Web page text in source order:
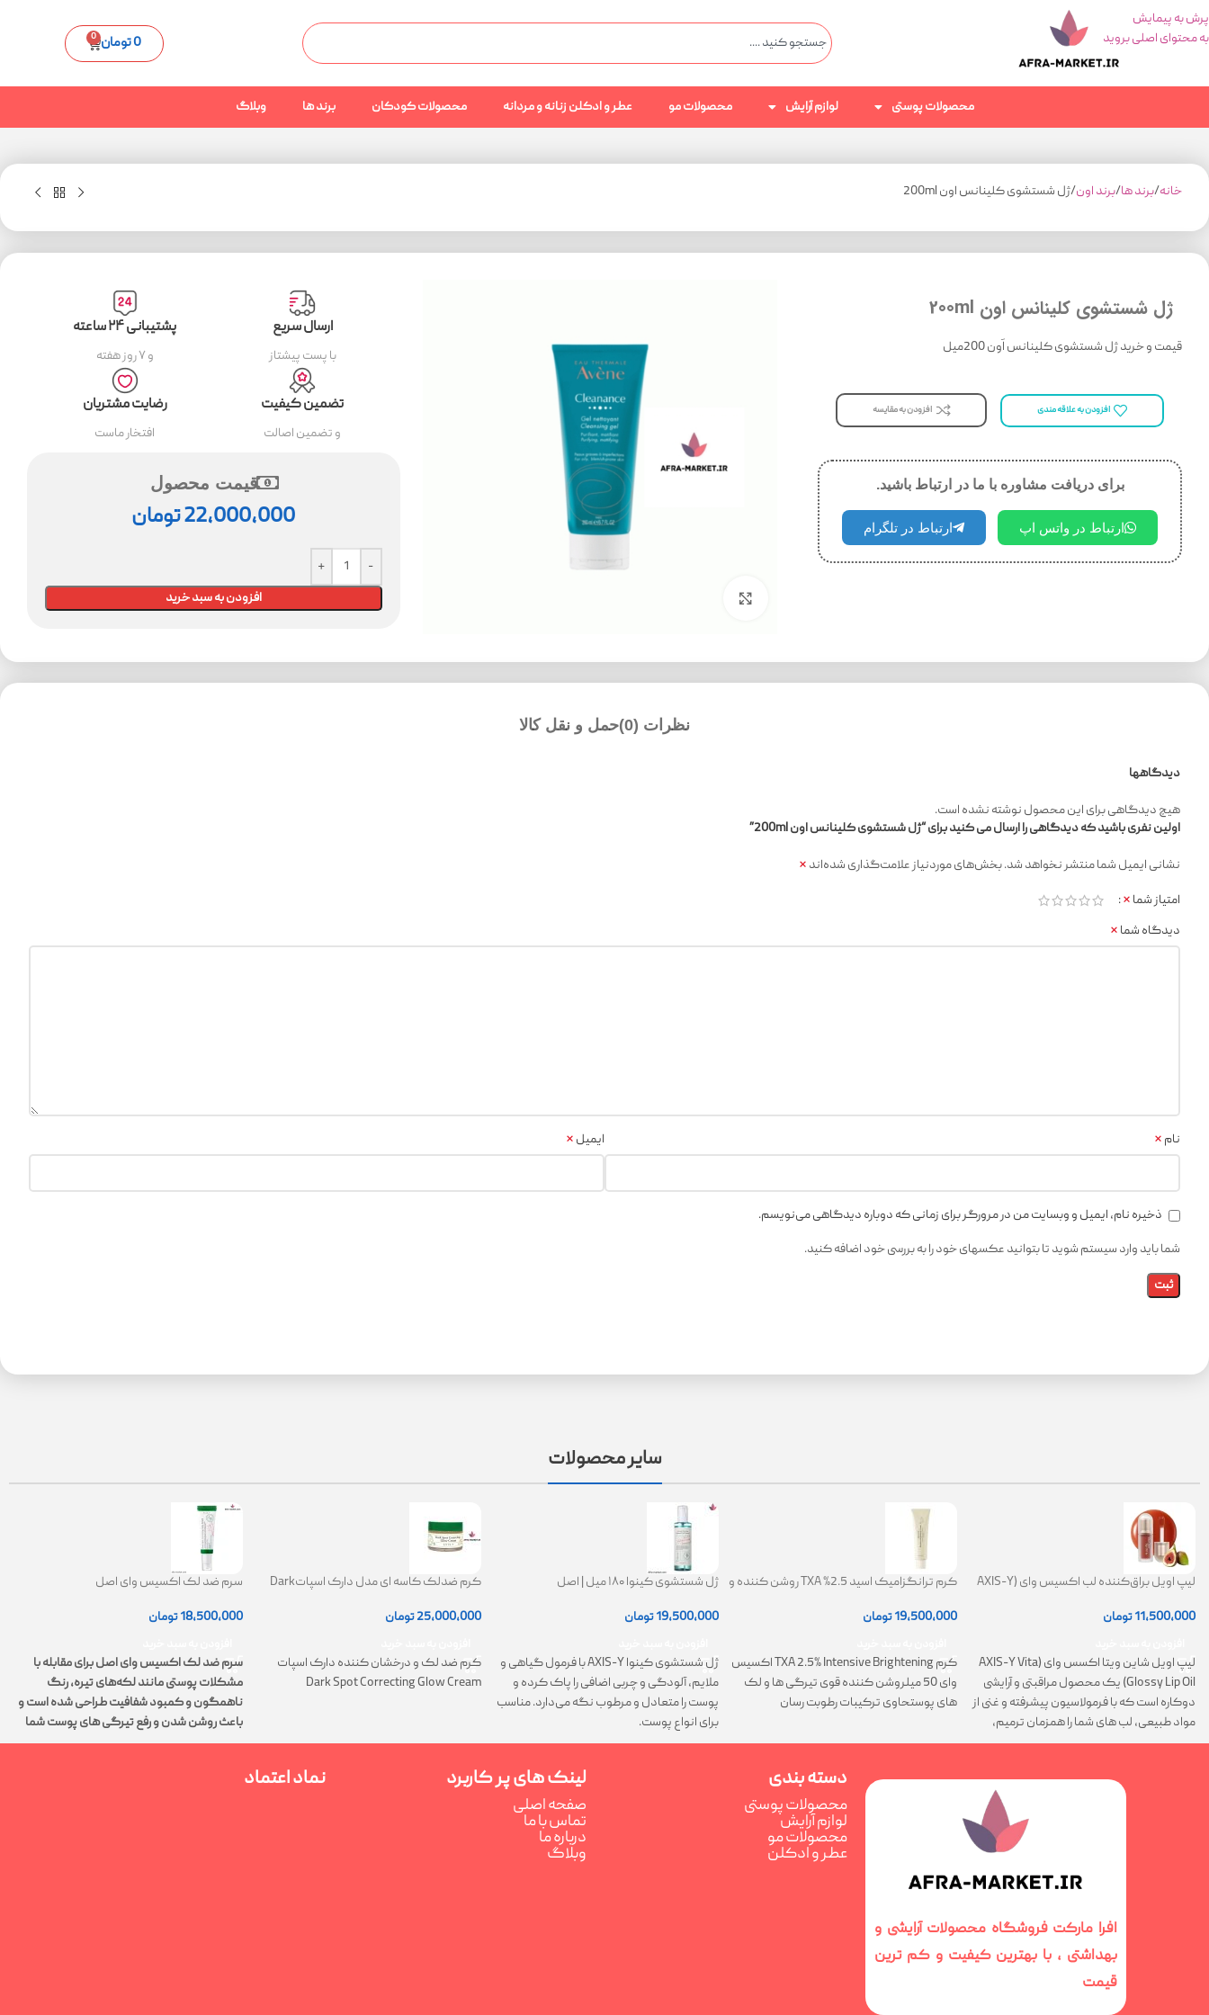
پرش به پیمایش
به محتوای اصلی بروید
0تومان 0
محصولات پوستی لوازم آرایش محصولات مو عطر و ادکلن زنانه و مردانه محصولات کودکان برند ها وبلاگ
خانه برند ها برند اون ژل شستشوی کلینانس اون 200ml
ژل شستشوی کلینانس اون 200ml
قیمت و خرید ژل شستشوی کلینانس اَون 200میل
افزودن به علاقه مندی افزودن به مقایسه
برای دریافت مشاوره با ما در ارتباط باشید.
ارتباط در واتس اپ ارتباط در تلگرام
ارسال سریع
با پست پیشتاز
پشتیبانی ۲۴ ساعته
و ۷ روز هفته
تضمین کیفیت
و تضمین اصالت
رضایت مشتریان
افتخار ماست
قیمت محصول
22,000,000تومان
افزودن به سبد خرید
نظرات (0) حمل و نقل کالا
دیدگاهها
هیچ دیدگاهی برای این محصول نوشته نشده است.
اولین نفری باشید که دیدگاهی را ارسال می کنید برای “ژل شستشوی کلینانس اون 200ml”
نشانی ایمیل شما منتشر نخواهد شد.بخش‌های موردنیاز علامت‌گذاری شده‌اند *
امتیاز شما *
دیدگاه شما *
نام * ایمیل *
ذخیره نام، ایمیل و وبسایت من در مرورگر برای زمانی که دوباره دیدگاهی می‌نویسم.
شما باید وارد سیستم شوید تا بتوانید عکسهای خود را به بررسی خود اضافه کنید.
سایر محصولات
لیپ اویل براق‌کننده لب اکسیس وای (AXIS-Y
11,500,000تومان
لیپ اویل شاین ویتا اکسس وای (AXIS-Y Vita
Glossy Lip Oil) یک محصول مراقبتی و آرایشی
دوکاره است که با فرمولاسیون پیشرفته و غنی از
مواد طبیعی، لب های شما را همزمان ترمیم،
تغذیه و فوق العاده درخشان می کند
کرم ترانگزامیک اسید 2.5% TXA روشن کننده و
19,500,000تومان
کرم TXA 2.5% Intensive Brightening اکسیس
وای 50 میلروشن کننده قوی تیرگی ها و لک
های پوستحاوی ترکیبات رطوبت رسان
ژل شستشوی کینوا ۱۸۰ میل | اصل
19,500,000تومان
ژل شستشوی کینوا AXIS-Y با فرمول گیاهی و
ملایم، آلودگی و چربی اضافی را پاک کرده و
پوست را متعادل و مرطوب نگه می‌دارد. مناسب
برای انواع پوست.
کرم ضدلک کاسه ای مدل دارک اسپاتDark
25,000,000تومان
کرم ضد لک و درخشان کننده دارک اسپات
Dark Spot Correcting Glow Cream
سرم ضد لک اکسیس وای اصل
18,500,000تومان
سرم ضد لک اکسیس وای اصل برای مقابله با
مشکلات پوستی مانند لکه‌های تیره، رنگ
ناهمگون و کمبود شفافیت طراحی شده است و
باعث روشن شدن و رفع تیرگی های پوست شما
می‌شود.
افرا مارکت فروشگاه محصولات آرایشی و
بهداشتی ، با بهترین کیفیت و کم ترین
قیمت
دسته بندی
محصولات پوستی
لوازم آرایش
محصولات مو
عطر و ادکلن
لینک های پر کاربرد
صفحه اصلی
تماس با ما
درباره ما
وبلاگ
نماد اعتماد